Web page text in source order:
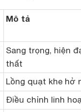
Mô tả
Sang trọng, hiện
thất
Lồng quạt khe hở
Điều chỉnh linh